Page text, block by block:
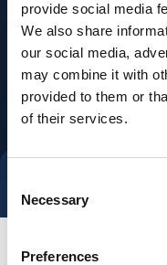
provide social media
We also share
our social media,
may combine it with
provided to them or
of their services.
Selection
Necessary
Preferences